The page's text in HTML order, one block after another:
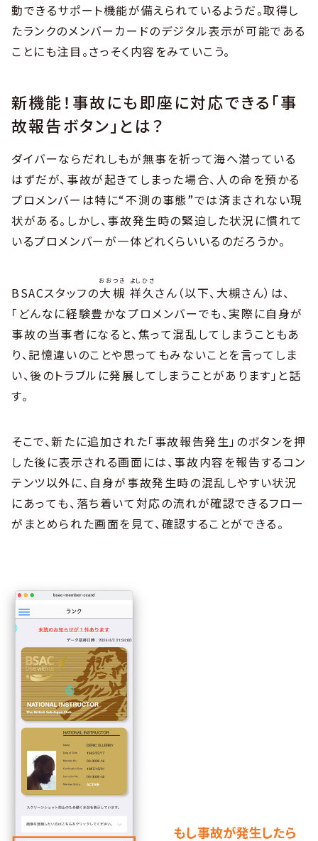
動できるサポート機能が備えられているようだ。取得し
たランクのメンバーカードのデジタル表示が可能である
ことにも注目。さっそく内容をみていこう。
新機能！事故にも即座に対応できる「事
故報告ボタン」とは？
ダイバーならだれしもが無事を祈って海へ潜っている
はずだが、事故が起きてしまった場合、人の命を預かる
プロメンバーは特に“不測の事態”では済まされない現
状がある。しかし、事故発生時の緊迫した状況に慣れて
いるプロメンバーが一体どれくらいいるのだろうか。
BSACスタッフの大槻
おおつき
祥
よし
久
ひさ
さん（以下、大槻さん）は、
「どんなに経験豊かなプロメンバーでも、実際に自身が
事故の当事者になると、焦って混乱してしまうこともあ
り、記憶違いのことや思ってもみないことを言ってしま
い、後のトラブルに発展してしまうことがあります」と話
す。
そこで、新たに追加された「事故報告発生」のボタンを押
した後に表示される画面には、事故内容を報告するコン
テンツ以外に、自身が事故発生時の混乱しやすい状況
にあっても、落ち着いて対応の流れが確認できるフロー
がまとめられた画面を見て、確認することができる。